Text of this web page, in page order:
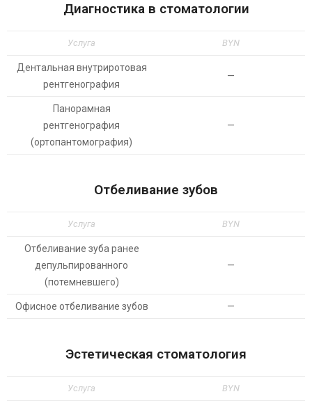
Диагностика в стоматологии
Услуга BYN
Дентальная внутриротовая
рентгенография
—
Панорамная
рентгенография
(ортопантомография)
—
Отбеливание зубов
Услуга BYN
Отбеливание зуба ранее
депульпированного
(потемневшего)
—
Офисное отбеливание зубов —
Эстетическая стоматология
Услуга BYN